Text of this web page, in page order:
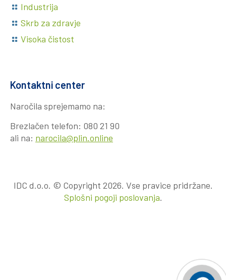
Industrija
Skrb za zdravje
Visoka čistost
Kontaktni center
Naročila sprejemamo na:
Brezlačen telefon: 080 21 90
ali na: narocila@plin.online
IDC d.o.o. © Copyright 2026. Vse pravice pridržane.
Splošni pogoji poslovanja.